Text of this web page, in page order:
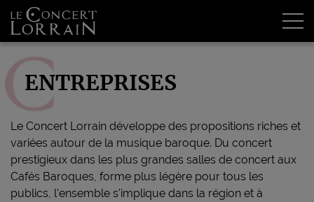
ENTREPRISES
Le Concert Lorrain développe des propositions riches et
variées autour de la musique baroque. Du concert
prestigieux dans les plus grandes salles de concert aux
Cafés Baroques, forme plus légère pour tous les
publics, l'ensemble s'implique dans la région et à